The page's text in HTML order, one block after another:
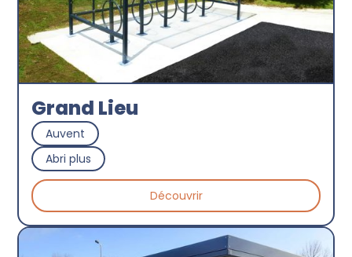
Grand Lieu
Auvent
Abri plus
Découvrir